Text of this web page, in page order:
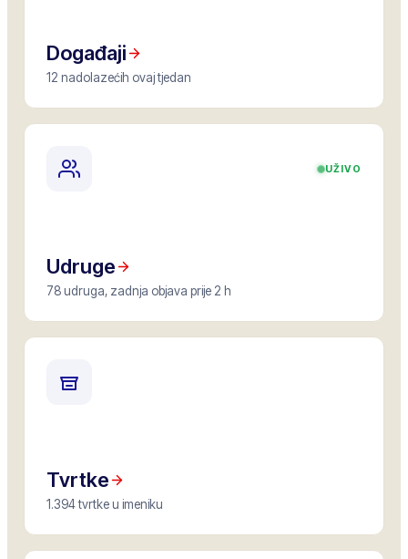
Događaji
12 nadolazećih ovaj tjedan
UŽIVO
Udruge
78 udruga, zadnja objava prije 2 h
Tvrtke
1.394 tvrtke u imeniku